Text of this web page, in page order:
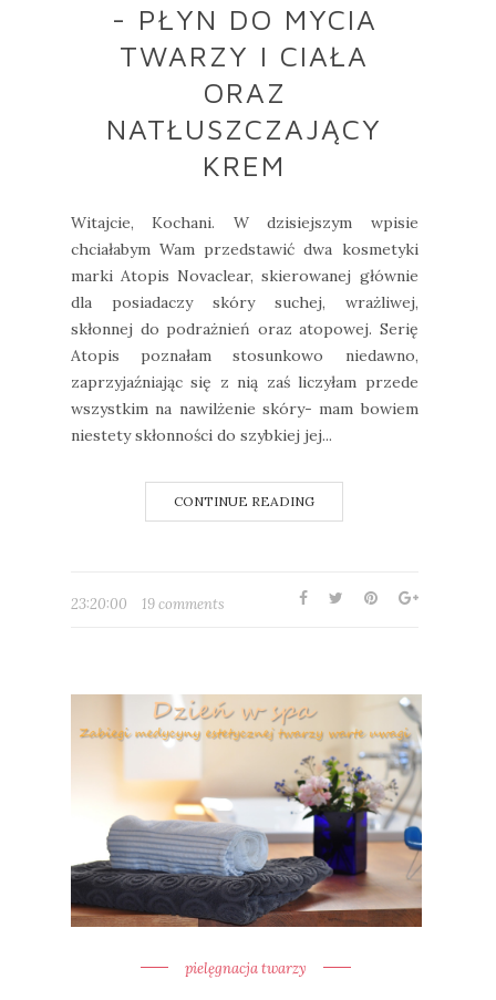
- PŁYN DO MYCIA
TWARZY I CIAŁA
ORAZ
NATŁUSZCZAJĄCY
KREM
Witajcie, Kochani. W dzisiejszym wpisie
chciałabym Wam przedstawić dwa kosmetyki
marki Atopis Novaclear, skierowanej głównie
dla posiadaczy skóry suchej, wrażliwej,
skłonnej do podrażnień oraz atopowej. Serię
Atopis poznałam stosunkowo niedawno,
zaprzyjaźniając się z nią zaś liczyłam przede
wszystkim na nawilżenie skóry- mam bowiem
niestety skłonności do szybkiej jej...
CONTINUE READING
23:20:00 19 comments
pielęgnacja twarzy